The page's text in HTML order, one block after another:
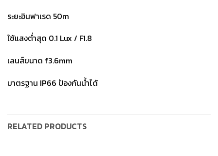
ระยะอินฟาเรด 50m
ใช้แสงต่ำสุด 0.1 Lux / F1.8
เลนส์ขนาด f3.6mm
มาตรฐาน IP66 ป้องกันน้ำได้
RELATED PRODUCTS